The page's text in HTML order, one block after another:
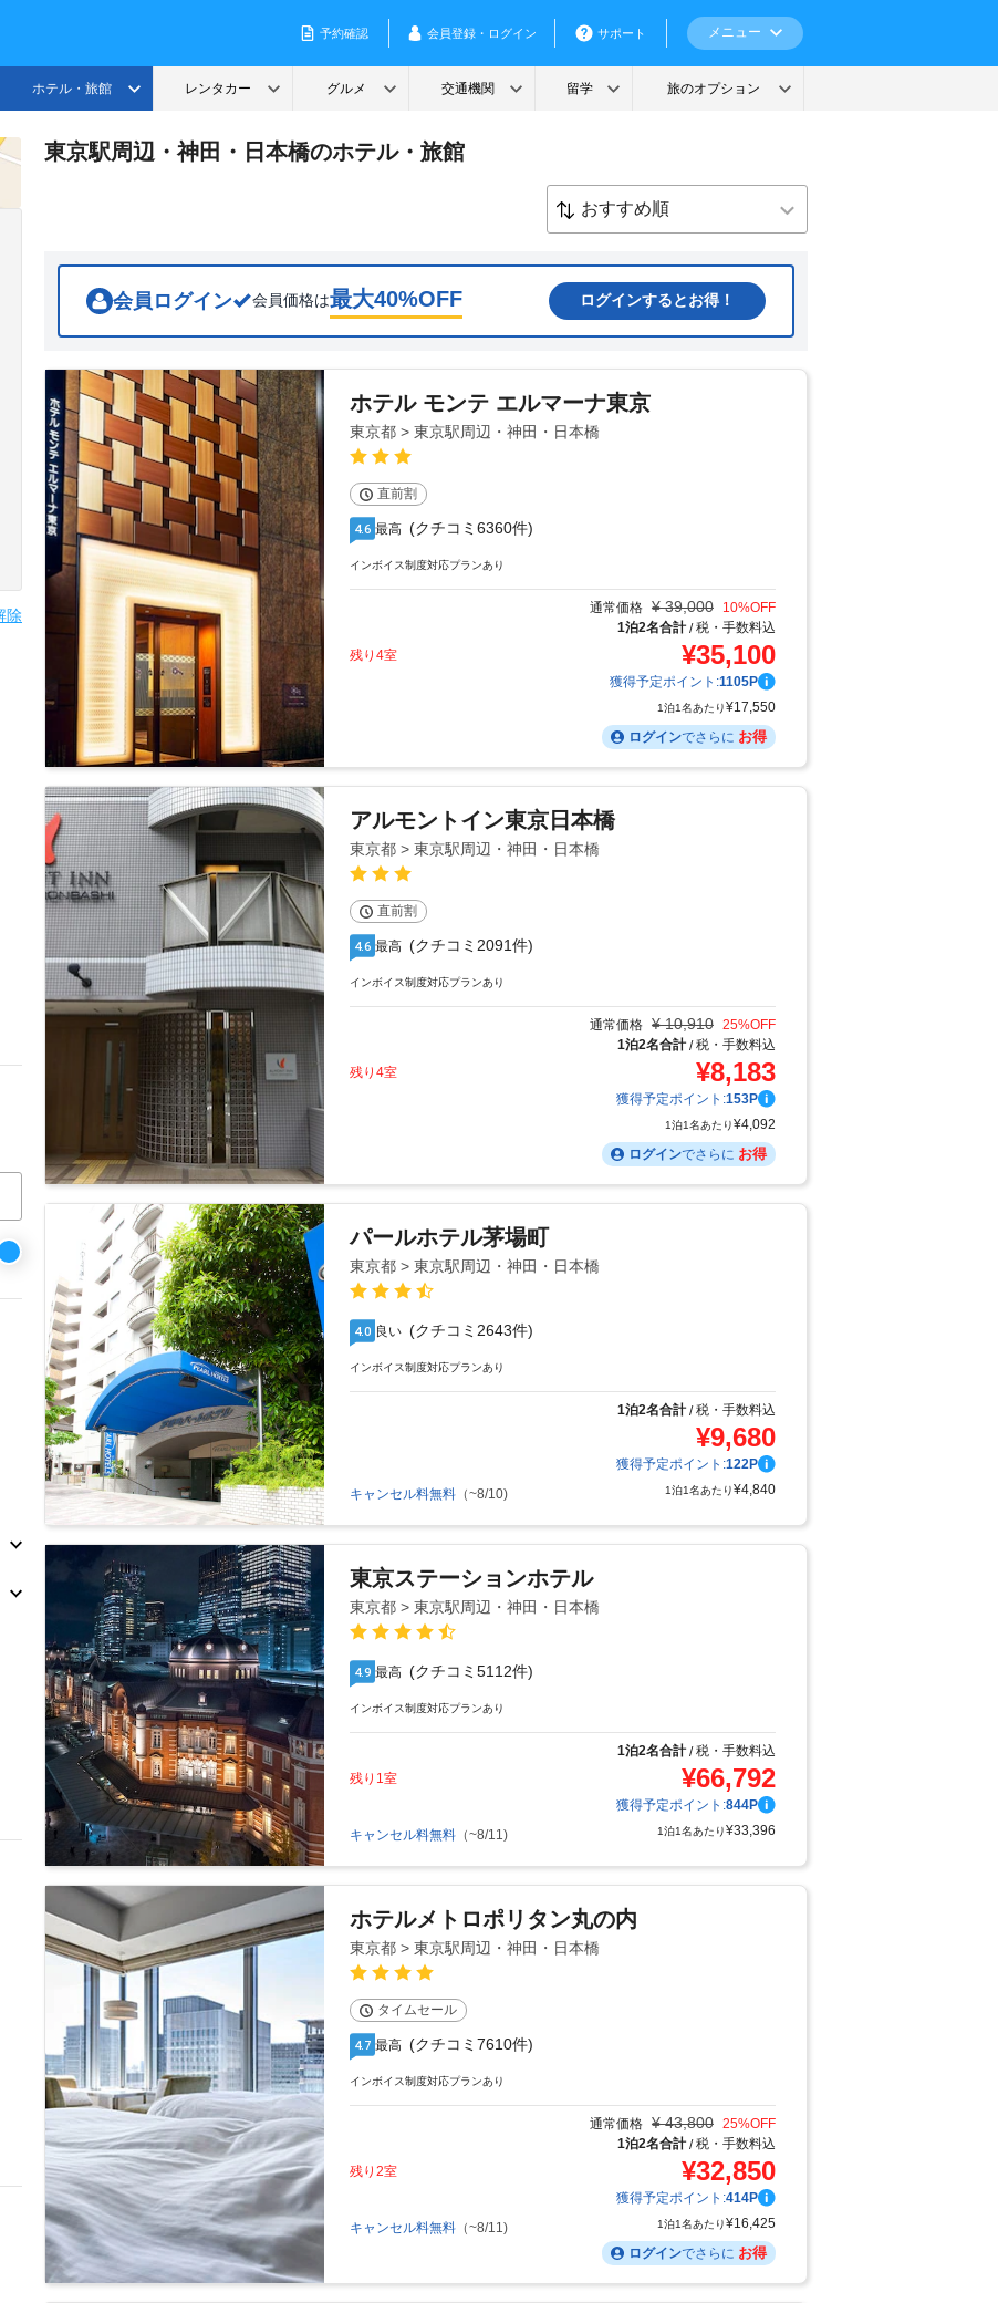
除
東京駅周辺・神田・日本橋のホテル・旅館
会員ログイン 会員価格は最大40%OFF ログインするとお得！
ホテル モンテ エルマーナ東京
東京都 > 東京駅周辺・神田・日本橋
直前割
4.6 最高 (クチコミ6360件)
インボイス制度対応プランあり
通常価格 ¥ 39,000 10%OFF
1泊2名合計/税・手数料込
残り4室
¥35,100
獲得予定ポイント:1105P
1泊1名あたり¥17,550
ログインでさらに お得
アルモントイン東京日本橋
東京都 > 東京駅周辺・神田・日本橋
直前割
4.6 最高 (クチコミ2091件)
インボイス制度対応プランあり
通常価格 ¥ 10,910 25%OFF
1泊2名合計/税・手数料込
残り4室
¥8,183
獲得予定ポイント:153P
1泊1名あたり¥4,092
ログインでさらに お得
パールホテル茅場町
東京都 > 東京駅周辺・神田・日本橋
4.0 良い (クチコミ2643件)
インボイス制度対応プランあり
1泊2名合計/税・手数料込
¥9,680
獲得予定ポイント:122P
キャンセル料無料 （~8/10) 1泊1名あたり¥4,840
東京ステーションホテル
東京都 > 東京駅周辺・神田・日本橋
4.9 最高 (クチコミ5112件)
インボイス制度対応プランあり
1泊2名合計/税・手数料込
残り1室
¥66,792
獲得予定ポイント:844P
キャンセル料無料 （~8/11) 1泊1名あたり¥33,396
ホテルメトロポリタン丸の内
東京都 > 東京駅周辺・神田・日本橋
タイムセール
4.7 最高 (クチコミ7610件)
インボイス制度対応プランあり
通常価格 ¥ 43,800 25%OFF
1泊2名合計/税・手数料込
残り2室
¥32,850
獲得予定ポイント:414P
キャンセル料無料 （~8/11) 1泊1名あたり¥16,425
ログインでさらに お得